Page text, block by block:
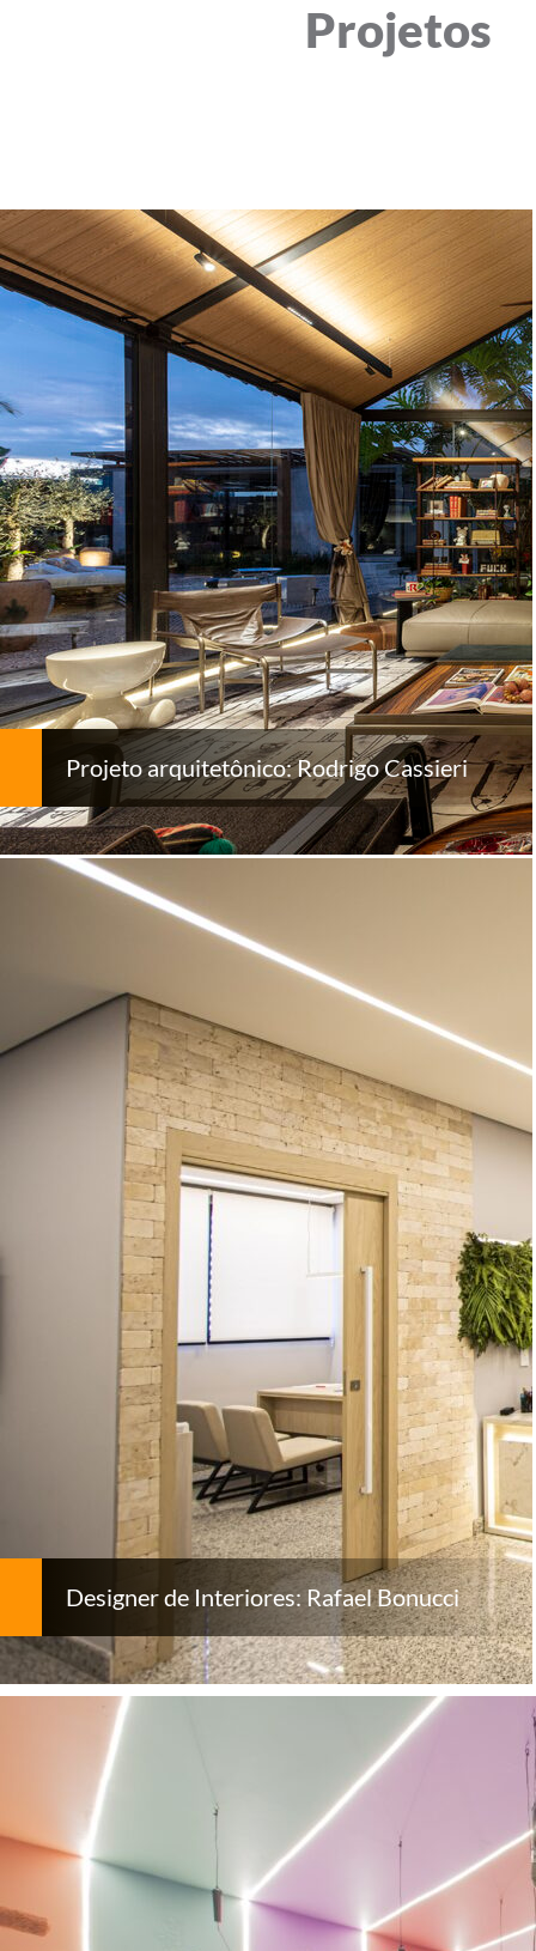
Projetos
Projeto arquitetônico: Rodrigo Cassieri
Designer de Interiores: Rafael Bonucci